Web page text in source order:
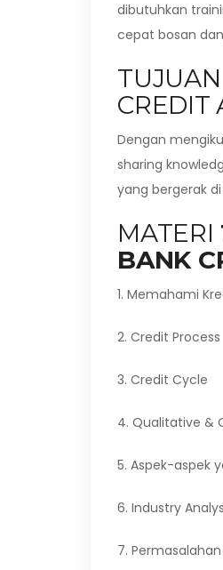
dibutuhkan
cepat bosan
CREDIT
Dengan
sharing
yang bergerak di
MATERI
BANK
1. Memahami
2. Credit Process
3. Credit Cycle
4. Qualitative &
5. Aspek-aspek
6. Industry
7.